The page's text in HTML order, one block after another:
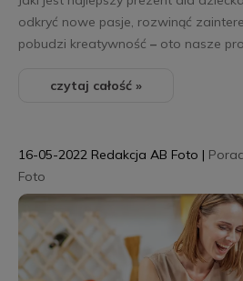
odkryć nowe pasje, rozwinąć
pobudzi kreatywność – oto nasze
czytaj całość »
16-05-2022 Redakcja AB Foto |
Foto